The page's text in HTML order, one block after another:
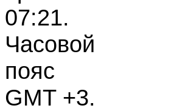
07:21.
Часовой
пояс
GMT +3.